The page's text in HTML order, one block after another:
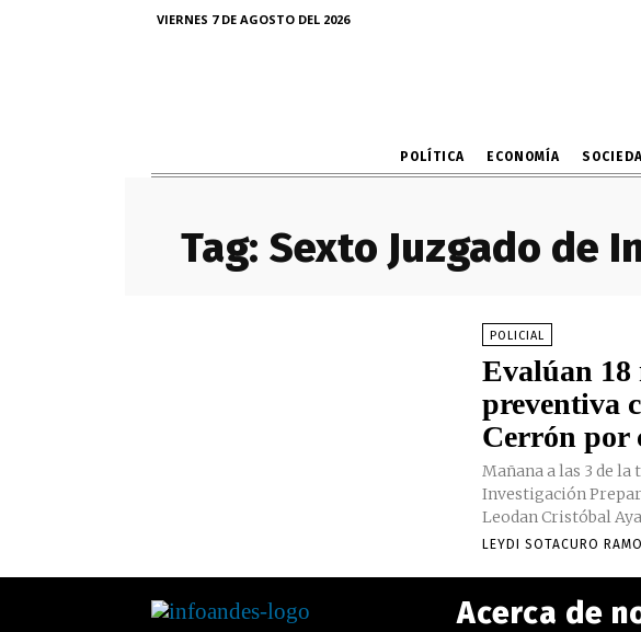
VIERNES 7 DE AGOSTO DEL 2026
POLÍTICA ECONOMÍA
Tag: Sexto Juzgado de
POLICIAL
Evalúan 18
preventiva
Cerrón por
Mañana a las 3 de la
Investigación
Leodan Cristóbal
LEYDI SOTACURO
Acerca de